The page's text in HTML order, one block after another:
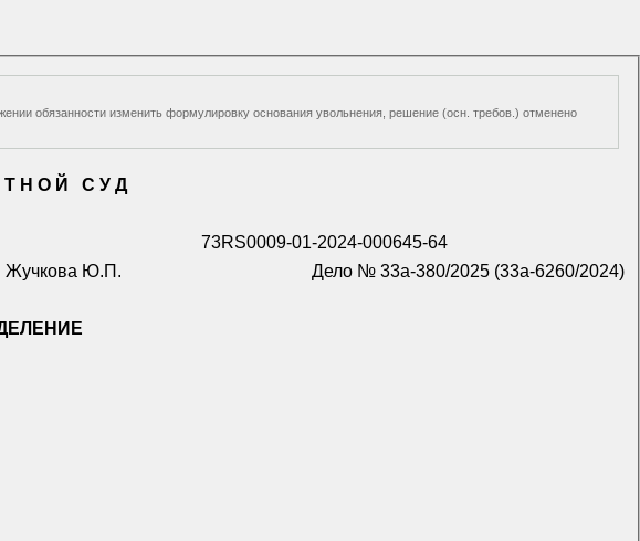
обязанности изменить формулировку основания увольнения, решение (осн. требов.) отменено
Н О Й С У Д
73RS0009-01-2024-000645-64
Жучкова Ю.П.
Дело № 33а-380/2025 (33а-6260/2024)